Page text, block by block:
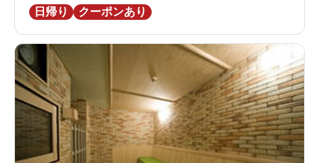
日帰り
クーポンあり